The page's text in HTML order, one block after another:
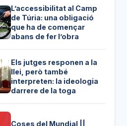
L’accessibilitat al Camp
de Túria: una obligació
que ha de començar
abans de fer l’obra
Els jutges responen a la
llei, però també
interpreten: la ideologia
darrere de la toga
Coses del Mundial ||